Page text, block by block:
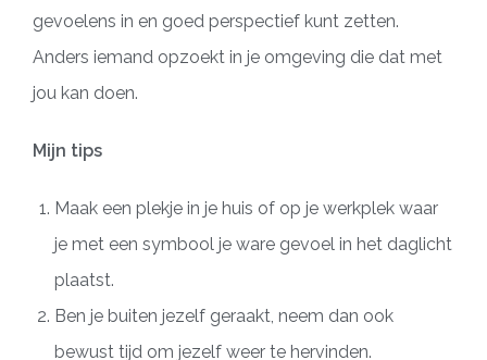
gevoelens in en goed perspectief kunt zetten.
Anders iemand opzoekt in je omgeving die dat met
jou kan doen.
Mijn tips
Maak een plekje in je huis of op je werkplek waar
je met een symbool je ware gevoel in het daglicht
plaatst.
Ben je buiten jezelf geraakt, neem dan ook
bewust tijd om jezelf weer te hervinden.